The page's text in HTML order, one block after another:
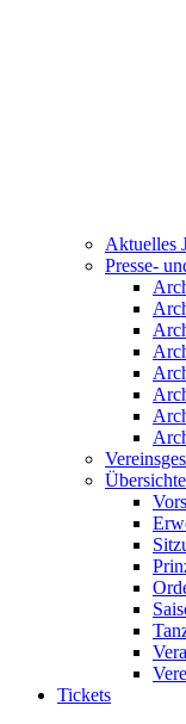
Aktuelles
Presse-
Tickets